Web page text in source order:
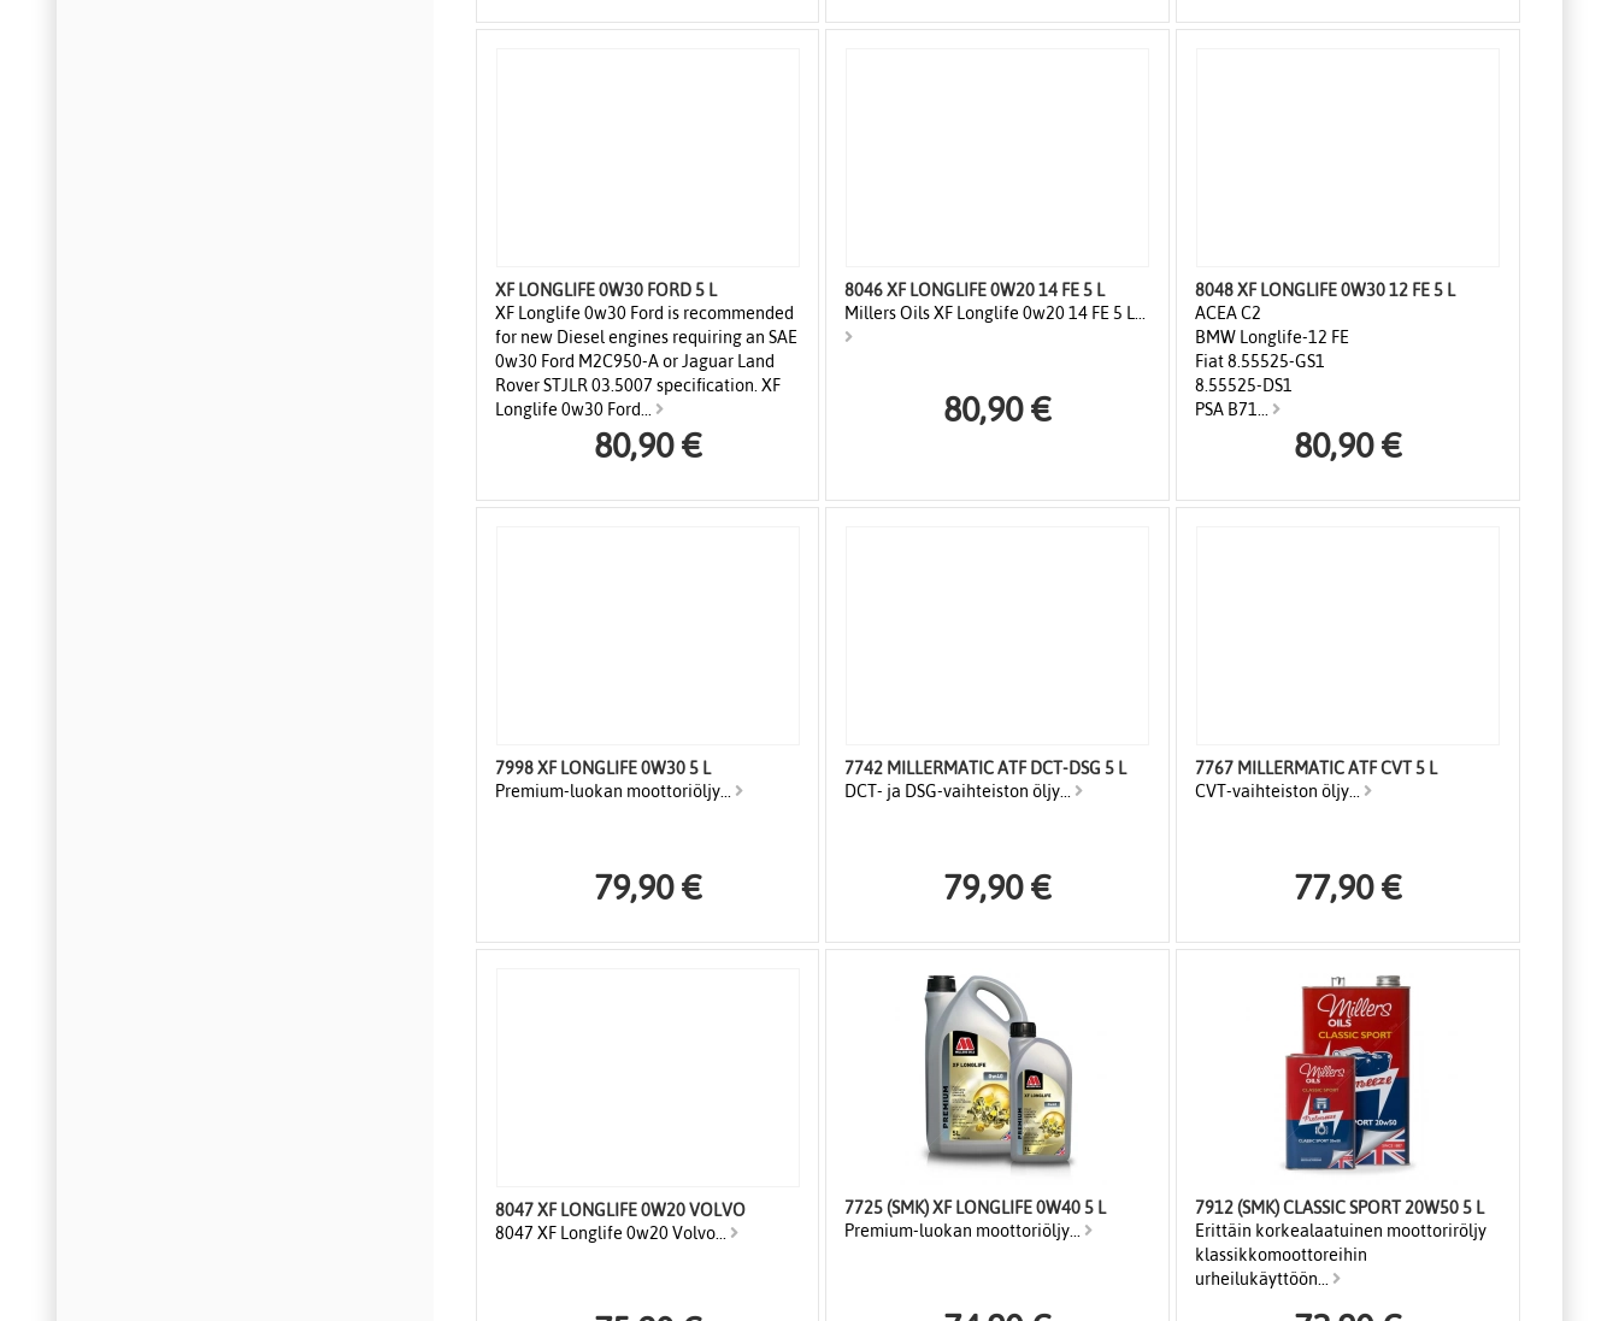
XF LONGLIFE 0W30 FORD 5 L
XF Longlife 0w30 Ford is recommended
for new Diesel engines requiring an SAE
0w30 Ford M2C950-A or Jaguar Land
Rover STJLR 03.5007 specification. XF
Longlife 0w30 Ford...
80,90 €
8046 XF LONGLIFE 0W20 14 FE 5 L
Millers Oils XF Longlife 0w20 14 FE 5 L...
80,90 €
8048 XF LONGLIFE 0W30 12 FE 5 L
ACEA C2
BMW Longlife-12 FE
Fiat 8.55525-GS1
8.55525-DS1
PSA B71...
80,90 €
7998 XF LONGLIFE 0W30 5 L
Premium-luokan moottoriöljy...
79,90 €
7742 MILLERMATIC ATF DCT-DSG 5 L
DCT- ja DSG-vaihteiston öljy...
79,90 €
7767 MILLERMATIC ATF CVT 5 L
CVT-vaihteiston öljy...
77,90 €
8047 XF LONGLIFE 0W20 VOLVO
8047 XF Longlife 0w20 Volvo...
7725 (SMK) XF LONGLIFE 0W40 5 L
Premium-luokan moottoriöljy...
7912 (SMK) CLASSIC SPORT 20W50 5 L
Erittäin korkealaatuinen moottoriröljy
klassikkomoottoreihin
urheilukäyttöön...